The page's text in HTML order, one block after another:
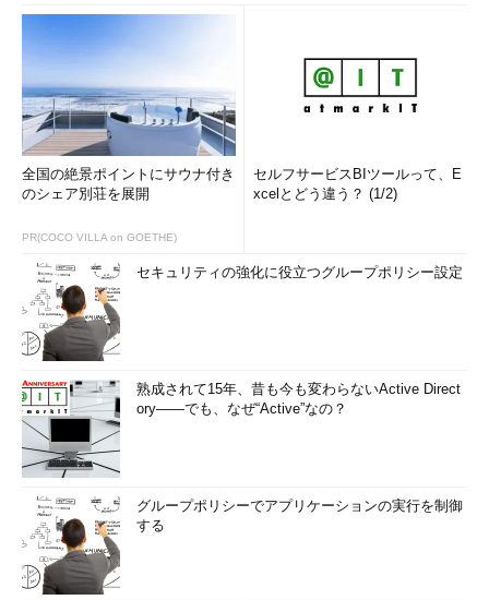
全国の絶景ポイントにサウナ付き
のシェア別荘を展開
PR(COCO VILLA on GOETHE)
セルフサービスBIツールって、E
xcelとどう違う？ (1/2)
セキュリティの強化に役立つグループポリシー設定
熟成されて15年、昔も今も変わらないActive Direct
ory――でも、なぜ“Active”なの？
グループポリシーでアプリケーションの実行を制御
する